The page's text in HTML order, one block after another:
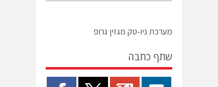
מערכת ניו-טק מגזין גרופ
שתף כתבה